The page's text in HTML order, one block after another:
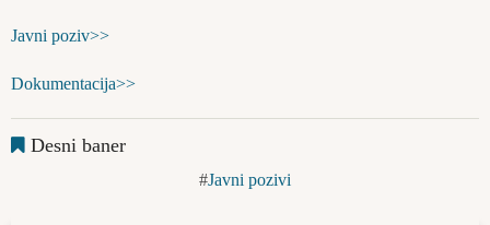
Javni poziv>>
Dokumentacija>>
Desni baner
Javni pozivi